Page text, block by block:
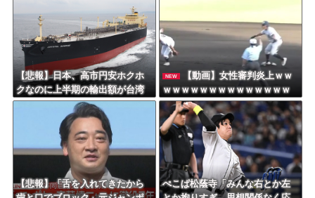
8/4のニュース
日本旅行キャンセルすべきか…1万年ぶり史上最大級の火山の兆し＝韓国の反応
更新中止のお知らせ
海外「おめでとうタキ！」リヴァプール南野がバースデーゴール！！
Powered by livedoor 相互RSS
【悲報】日本、高市円安ホクホ
クなのに上半期の輸出額が台湾
と韓国に抜かれる・・・
NEW
【動画】女性審判炎上ｗｗ
ｗｗｗｗｗｗｗｗｗｗｗｗｗｗ
ｗ
【悲報】「舌を入れてきたから
ぺこぱ松蔭寺「みんな右とか左